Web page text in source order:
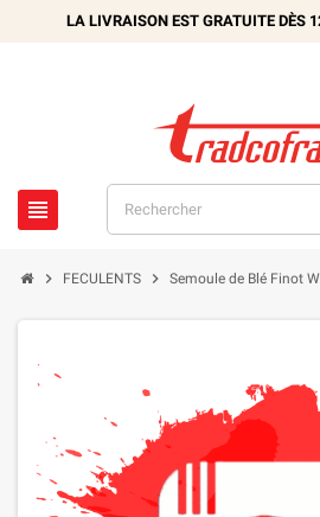
LA LIVRAISON EST GRATUITE DÈS

 FECULENTS  Semoule de Blé Finot